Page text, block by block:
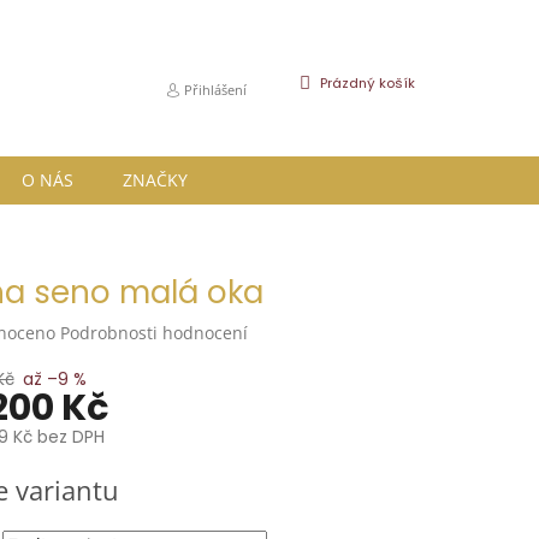
Přihlášení
NÁKUPNÍ
Prázdný košík
O NÁS ZNAČKY
seno malá oka
Podrobnosti hodnocení
až –9 %
Kč
Kčbez DPH
variantu